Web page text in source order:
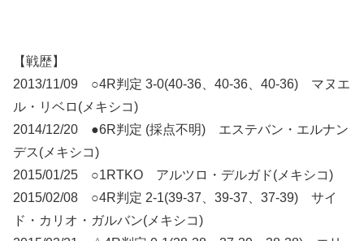
【戦歴】
2013/11/09 ○4R判定 3-0(40-36、40-36、40-36) マヌエ
ル・リベロ(メキシコ)
2014/12/20 ●6R判定 (採点不明) エステバン・エルナン
デス(メキシコ)
2015/01/25 ○1RTKO アルツロ・デルガド(メキシコ)
2015/02/08 ○4R判定 2-1(39-37、39-37、37-39) サイ
ド・カリオ・ガルバン(メキシコ)